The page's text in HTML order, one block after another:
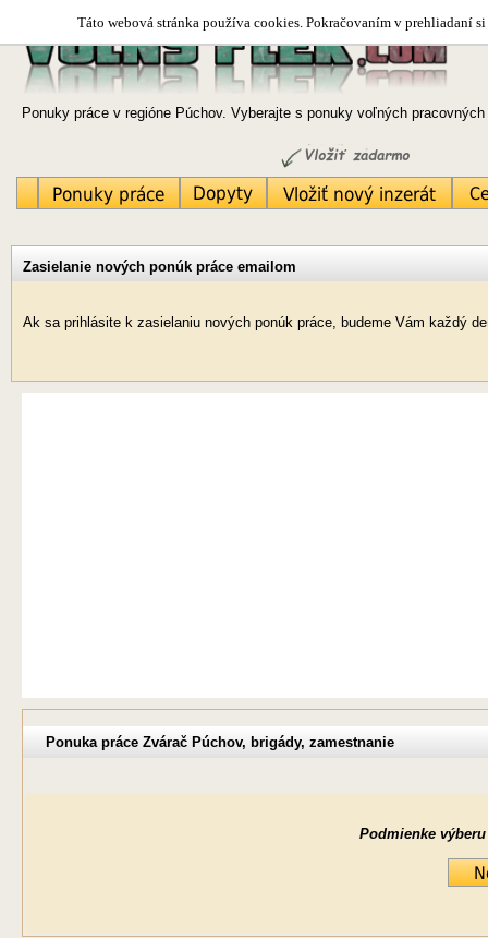
Táto webová stránka používa cookies. Pokračovaním v prehliadaní
Ponuky práce v regióne Púchov. Vyberajte s ponuky voľných
Zasielanie nových ponúk práce emailom
Ak sa prihlásite k zasielaniu nových ponúk práce, budeme Vám každý
Ponuka práce Zvárač Púchov, brigády, zamestnanie
Podmienke výberu